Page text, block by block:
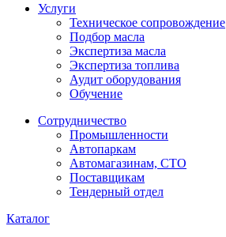
Услуги
Техническое сопровождение
Подбор масла
Экспертиза масла
Экспертиза топлива
Аудит оборудования
Обучение
Сотрудничество
Промышленности
Автопаркам
Автомагазинам, СТО
Поставщикам
Тендерный отдел
Каталог